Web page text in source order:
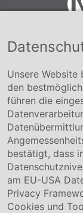
Unsere Website
den
führen die
bestätigt, dass
am EU-USA
Privacy
Cookies und